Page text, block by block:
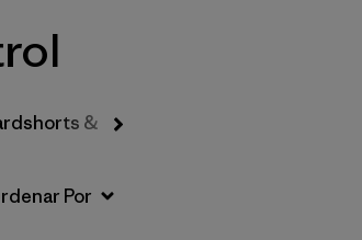
& Rashguards